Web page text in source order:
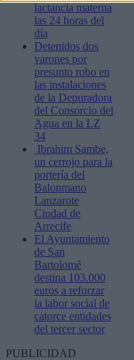
lactancia materna
las 24 horas del
día
Detenidos dos
varones por
presunto robo en
las instalaciones
de la Depuradora
del Consorcio del
Agua en la LZ
34
Ibrahim Sambe,
un cerrojo para la
portería del
Balonmano
Lanzarote
Ciudad de
Arrecife
El Ayuntamiento
de San
Bartolomé
destina 103.000
euros a reforzar
la labor social de
catorce entidades
del tercer sector
PUBLICIDAD